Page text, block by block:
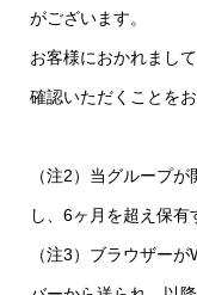
がございます。
お客様におかれまし
確認いただくことを
（注2）当グループ
し、6ヶ月を超え保有
（注3）ブラウザー